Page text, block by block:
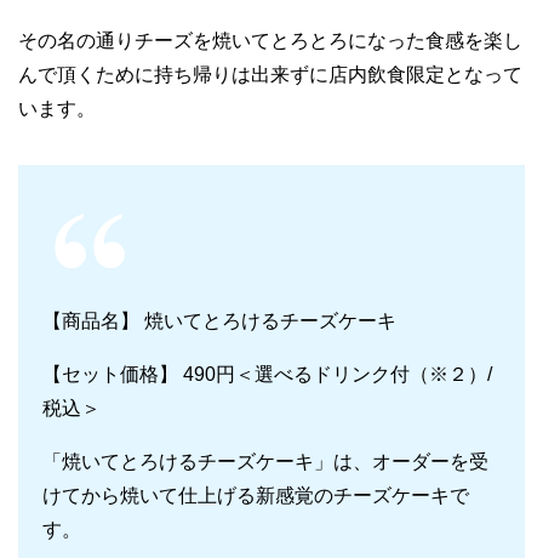
その名の通りチーズを焼いてとろとろになった食感を楽し
んで頂くために持ち帰りは出来ずに店内飲食限定となって
います。
【商品名】 焼いてとろけるチーズケーキ
【セット価格】 490円＜選べるドリンク付（※２）/
税込＞
「焼いてとろけるチーズケーキ」は、オーダーを受
けてから焼いて仕上げる新感覚のチーズケーキで
す。